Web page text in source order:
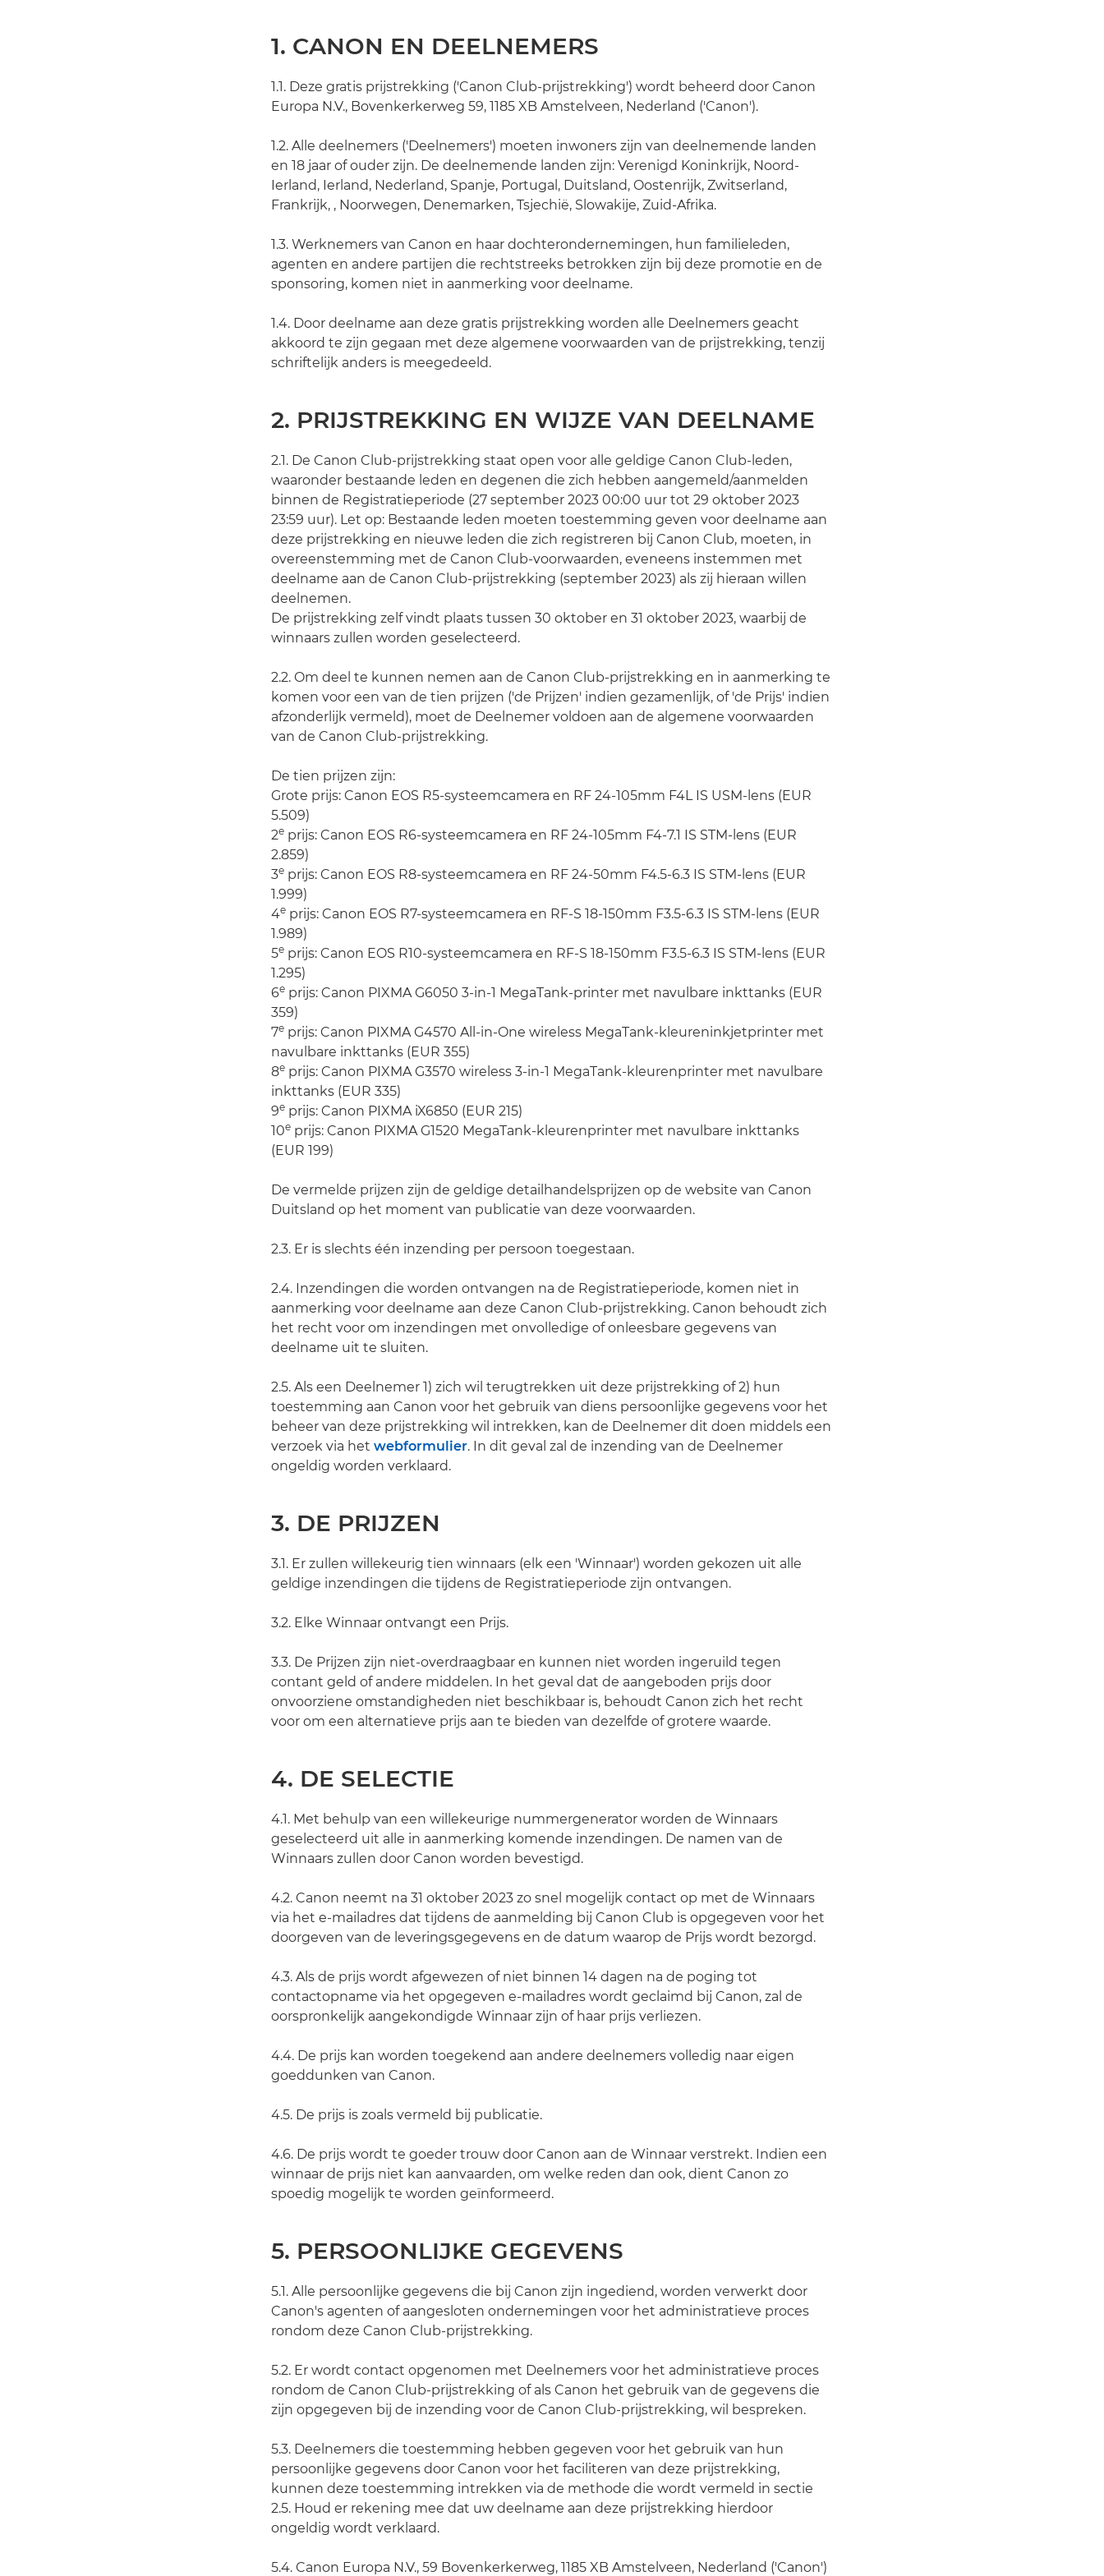
1. CANON EN DEELNEMERS
1.1. Deze gratis prijstrekking ('Canon Club-prijstrekking') wordt beheerd door Canon
Europa N.V., Bovenkerkerweg 59, 1185 XB Amstelveen, Nederland ('Canon').
1.2. Alle deelnemers ('Deelnemers') moeten inwoners zijn van deelnemende landen
en 18 jaar of ouder zijn. De deelnemende landen zijn: Verenigd Koninkrijk, Noord-
Ierland, Ierland, Nederland, Spanje, Portugal, Duitsland, Oostenrijk, Zwitserland,
Frankrijk, , Noorwegen, Denemarken, Tsjechië, Slowakije, Zuid-Afrika.
1.3. Werknemers van Canon en haar dochterondernemingen, hun familieleden,
agenten en andere partijen die rechtstreeks betrokken zijn bij deze promotie en de
sponsoring, komen niet in aanmerking voor deelname.
1.4. Door deelname aan deze gratis prijstrekking worden alle Deelnemers geacht
akkoord te zijn gegaan met deze algemene voorwaarden van de prijstrekking, tenzij
schriftelijk anders is meegedeeld.
2. PRIJSTREKKING EN WIJZE VAN DEELNAME
2.1. De Canon Club-prijstrekking staat open voor alle geldige Canon Club-leden,
waaronder bestaande leden en degenen die zich hebben aangemeld/aanmelden
binnen de Registratieperiode (27 september 2023 00:00 uur tot 29 oktober 2023
23:59 uur). Let op: Bestaande leden moeten toestemming geven voor deelname aan
deze prijstrekking en nieuwe leden die zich registreren bij Canon Club, moeten, in
overeenstemming met de Canon Club-voorwaarden, eveneens instemmen met
deelname aan de Canon Club-prijstrekking (september 2023) als zij hieraan willen
deelnemen.
De prijstrekking zelf vindt plaats tussen 30 oktober en 31 oktober 2023, waarbij de
winnaars zullen worden geselecteerd.
2.2. Om deel te kunnen nemen aan de Canon Club-prijstrekking en in aanmerking te
komen voor een van de tien prijzen ('de Prijzen' indien gezamenlijk, of 'de Prijs' indien
afzonderlijk vermeld), moet de Deelnemer voldoen aan de algemene voorwaarden
van de Canon Club-prijstrekking.
De tien prijzen zijn:
Grote prijs: Canon EOS R5-systeemcamera en RF 24-105mm F4L IS USM-lens (EUR
5.509)
2e prijs: Canon EOS R6-systeemcamera en RF 24-105mm F4-7.1 IS STM-lens (EUR
2.859)
3e prijs: Canon EOS R8-systeemcamera en RF 24-50mm F4.5-6.3 IS STM-lens (EUR
1.999)
4e prijs: Canon EOS R7-systeemcamera en RF-S 18-150mm F3.5-6.3 IS STM-lens (EUR
1.989)
5e prijs: Canon EOS R10-systeemcamera en RF-S 18-150mm F3.5-6.3 IS STM-lens (EUR
1.295)
6e prijs: Canon PIXMA G6050 3-in-1 MegaTank-printer met navulbare inkttanks (EUR
359)
7e prijs: Canon PIXMA G4570 All-in-One wireless MegaTank-kleureninkjetprinter met
navulbare inkttanks (EUR 355)
8e prijs: Canon PIXMA G3570 wireless 3-in-1 MegaTank-kleurenprinter met navulbare
inkttanks (EUR 335)
9e prijs: Canon PIXMA iX6850 (EUR 215)
10e prijs: Canon PIXMA G1520 MegaTank-kleurenprinter met navulbare inkttanks
(EUR 199)
De vermelde prijzen zijn de geldige detailhandelsprijzen op de website van Canon
Duitsland op het moment van publicatie van deze voorwaarden.
2.3. Er is slechts één inzending per persoon toegestaan.
2.4. Inzendingen die worden ontvangen na de Registratieperiode, komen niet in
aanmerking voor deelname aan deze Canon Club-prijstrekking. Canon behoudt zich
het recht voor om inzendingen met onvolledige of onleesbare gegevens van
deelname uit te sluiten.
2.5. Als een Deelnemer 1) zich wil terugtrekken uit deze prijstrekking of 2) hun
toestemming aan Canon voor het gebruik van diens persoonlijke gegevens voor het
beheer van deze prijstrekking wil intrekken, kan de Deelnemer dit doen middels een
verzoek via het webformulier. In dit geval zal de inzending van de Deelnemer
ongeldig worden verklaard.
3. DE PRIJZEN
3.1. Er zullen willekeurig tien winnaars (elk een 'Winnaar') worden gekozen uit alle
geldige inzendingen die tijdens de Registratieperiode zijn ontvangen.
3.2. Elke Winnaar ontvangt een Prijs.
3.3. De Prijzen zijn niet-overdraagbaar en kunnen niet worden ingeruild tegen
contant geld of andere middelen. In het geval dat de aangeboden prijs door
onvoorziene omstandigheden niet beschikbaar is, behoudt Canon zich het recht
voor om een alternatieve prijs aan te bieden van dezelfde of grotere waarde.
4. DE SELECTIE
4.1. Met behulp van een willekeurige nummergenerator worden de Winnaars
geselecteerd uit alle in aanmerking komende inzendingen. De namen van de
Winnaars zullen door Canon worden bevestigd.
4.2. Canon neemt na 31 oktober 2023 zo snel mogelijk contact op met de Winnaars
via het e-mailadres dat tijdens de aanmelding bij Canon Club is opgegeven voor het
doorgeven van de leveringsgegevens en de datum waarop de Prijs wordt bezorgd.
4.3. Als de prijs wordt afgewezen of niet binnen 14 dagen na de poging tot
contactopname via het opgegeven e-mailadres wordt geclaimd bij Canon, zal de
oorspronkelijk aangekondigde Winnaar zijn of haar prijs verliezen.
4.4. De prijs kan worden toegekend aan andere deelnemers volledig naar eigen
goeddunken van Canon.
4.5. De prijs is zoals vermeld bij publicatie.
4.6. De prijs wordt te goeder trouw door Canon aan de Winnaar verstrekt. Indien een
winnaar de prijs niet kan aanvaarden, om welke reden dan ook, dient Canon zo
spoedig mogelijk te worden geïnformeerd.
5. PERSOONLIJKE GEGEVENS
5.1. Alle persoonlijke gegevens die bij Canon zijn ingediend, worden verwerkt door
Canon's agenten of aangesloten ondernemingen voor het administratieve proces
rondom deze Canon Club-prijstrekking.
5.2. Er wordt contact opgenomen met Deelnemers voor het administratieve proces
rondom de Canon Club-prijstrekking of als Canon het gebruik van de gegevens die
zijn opgegeven bij de inzending voor de Canon Club-prijstrekking, wil bespreken.
5.3. Deelnemers die toestemming hebben gegeven voor het gebruik van hun
persoonlijke gegevens door Canon voor het faciliteren van deze prijstrekking,
kunnen deze toestemming intrekken via de methode die wordt vermeld in sectie
2.5. Houd er rekening mee dat uw deelname aan deze prijstrekking hierdoor
ongeldig wordt verklaard.
5.4. Canon Europa N.V., 59 Bovenkerkerweg, 1185 XB Amstelveen, Nederland ('Canon')